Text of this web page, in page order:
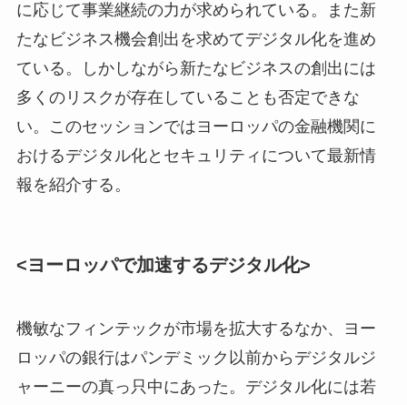
に応じて事業継続の力が求められている。また新
たなビジネス機会創出を求めてデジタル化を進め
ている。しかしながら新たなビジネスの創出には
多くのリスクが存在していることも否定できな
い。このセッションではヨーロッパの金融機関に
おけるデジタル化とセキュリティについて最新情
報を紹介する。
<ヨーロッパで加速するデジタル化>
機敏なフィンテックが市場を拡大するなか、ヨー
ロッパの銀行はパンデミック以前からデジタルジ
ャーニーの真っ只中にあった。デジタル化には若